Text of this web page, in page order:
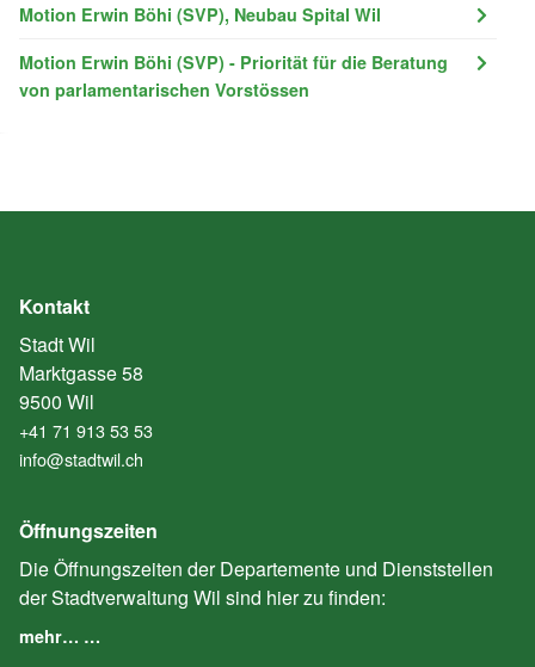
Motion Erwin Böhi (SVP), Neubau Spital Wil
Motion Erwin Böhi (SVP) - Priorität für die Beratung
von parlamentarischen Vorstössen
Kontakt
Stadt Wil
Marktgasse 58
9500 Wil
+41 71 913 53 53
info@stadtwil.ch
Öffnungszeiten
Die Öffnungszeiten der Departemente und Dienststellen
der Stadtverwaltung Wil sind hier zu finden:
mehr… …